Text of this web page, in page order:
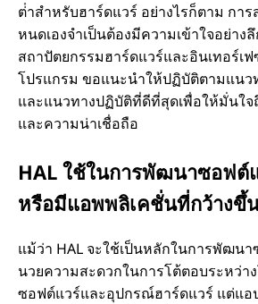
ต่ําสําหรับฮาร์ดแวร์ อย่างไรก็ตาม การ
หนดเองจําเป็นต้องมีความเข้าใจอย่าง
สถาปัตยกรรมฮาร์ดแวร์และอินเทอร์เ
โปรแกรม ขอแนะนําให้ปฏิบัติตามแนว
และแนวทางปฏิบัติที่ดีที่สุดเพื่อให้มั่นใจ
และความน่าเชื่อถือ
HAL ใช้ในการพัฒนาซอฟต์
หรือมีแอพพลิเคชั่นที่กว้างขึ้
แม้ว่า HAL จะใช้เป็นหลักในการพัฒน
นวยความสะดวกในการโต้ตอบระหว่า
ซอฟต์แวร์และอุปกรณ์ฮาร์ดแวร์ แต่แ